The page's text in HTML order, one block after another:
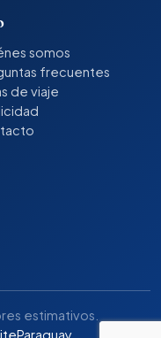
somos
frecuentes
de viaje
estimativos.